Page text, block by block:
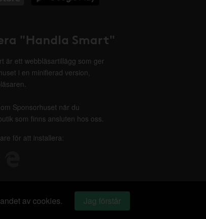
"Handla Smart"
är ett webbläsartillägg som ger
i en minifierad version,
Sponsorhuset när du
som finns ansluten hos oss.
för att installera:
av cookies. Jag förstår